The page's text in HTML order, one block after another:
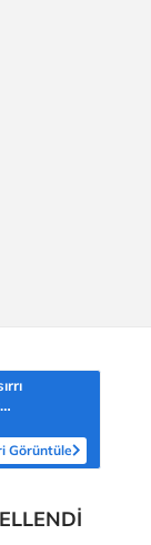
Görüntüle